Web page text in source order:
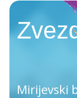
Mirijevski